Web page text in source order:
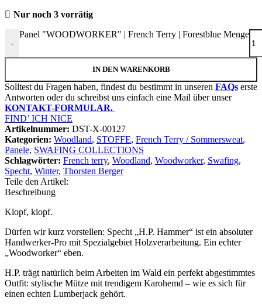
Nur noch 3 vorrätig
-
Panel "WOODWORKER" | French Terry | Forestblue Menge
IN DEN WARENKORB
Solltest du Fragen haben, findest du bestimmt in unseren FAQs erste
Antworten oder du schreibst uns einfach eine Mail über unser
KONTAKT-FORMULAR.
FIND’ ICH NICE
Artikelnummer: DST-X-00127
Kategorien: Woodland, STOFFE, French Terry / Sommersweat,
Panele, SWAFING COLLECTIONS
Schlagwörter: French terry, Woodland, Woodworker, Swafing,
Specht, Winter, Thorsten Berger
Teile den Artikel:
Beschreibung
Klopf, klopf.
Dürfen wir kurz vorstellen: Specht „H.P. Hammer“ ist ein absoluter
Handwerker-Pro mit Spezialgebiet Holzverarbeitung. Ein echter
„Woodworker“ eben.
H.P. trägt natürlich beim Arbeiten im Wald ein perfekt abgestimmtes
Outfit: stylische Mütze mit trendigem Karohemd – wie es sich für
einen echten Lumberjack gehört.